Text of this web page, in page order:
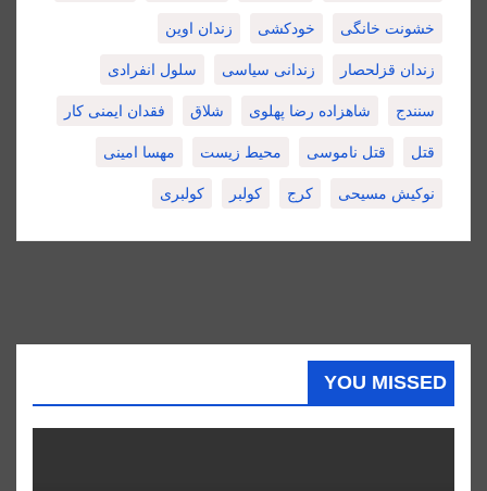
خشونت خانگی خودکشی زندان اوین
زندان قزلحصار زندانی سیاسی سلول انفرادی
سنندج شاهزاده رضا پهلوی شلاق فقدان ایمنی کار
قتل قتل ناموسی محیط زیست مهسا امینی
نوکیش مسیحی کرج کولبر کولبری
YOU MISSED